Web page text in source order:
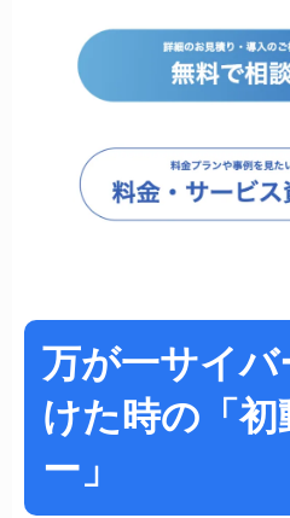
万が一サイバ
けた時の「初
ー」